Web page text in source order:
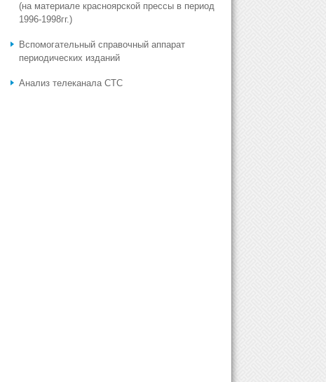
(на материале красноярской прессы в период
1996-1998гг.)
Вспомогательный справочный аппарат
периодических изданий
Анализ телеканала СТС